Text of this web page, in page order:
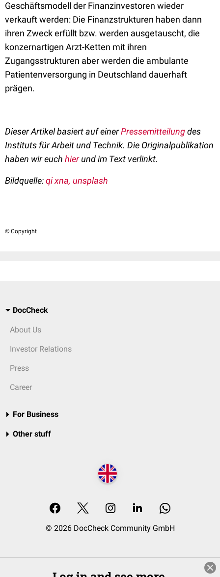
Geschäftsmodell der Finanzinvestoren wieder
verkauft werden: Die Finanzstrukturen haben dann
ihren Zweck erfüllt bzw. werden ausgetauscht, die
konzernartigen Arzt-Ketten mit ihren
Zugangsstrukturen aber werden die ambulante
Patientenversorgung in Deutschland dauerhaft
prägen.
Dieser Artikel basiert auf einerPressemitteilungdes
Instituts für Arbeit und Technik. Die Originalpublikation
haben wir euch hierund im Text verlinkt.
Bildquelle:qi xna, unsplash
© Copyright
DocCheck
About Us
Investor Relations
Press
Career
For Business
Other stuff
© 2026 DocCheck Community GmbH